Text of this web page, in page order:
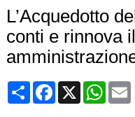
L’Acquedotto
conti e rinnova
CondividiFacebook
X